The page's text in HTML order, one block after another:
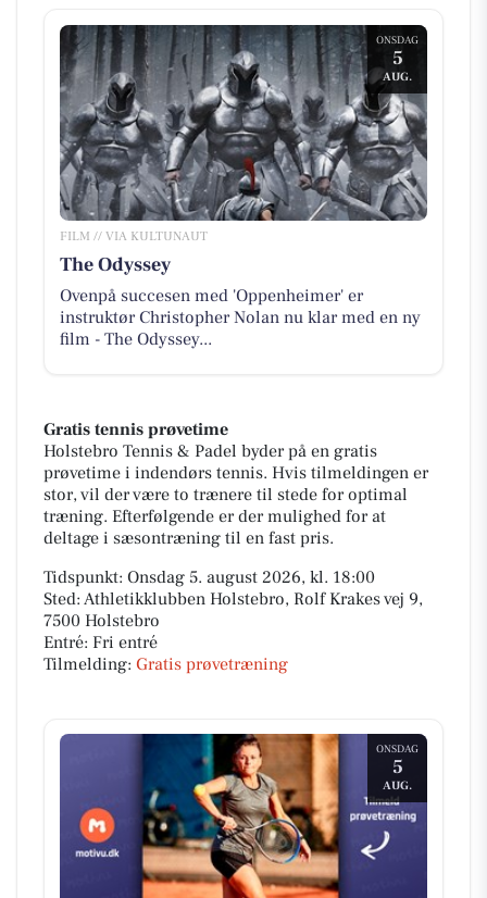
ONSDAG
5
AUG.
FILM // VIA KULTUNAUT
The Odyssey
Ovenpå succesen med 'Oppenheimer' er
instruktør Christopher Nolan nu klar med en ny
film - The Odyssey...
Gratis tennis prøvetime
Holstebro Tennis & Padel byder på en gratis
prøvetime i indendørs tennis. Hvis tilmeldingen er
stor, vil der være to trænere til stede for optimal
træning. Efterfølgende er der mulighed for at
deltage i sæsontræning til en fast pris.
Tidspunkt: Onsdag 5. august 2026, kl. 18:00
Sted: Athletikklubben Holstebro, Rolf Krakes vej 9,
7500 Holstebro
Entré: Fri entré
Tilmelding: Gratis prøvetræning
ONSDAG
5
AUG.